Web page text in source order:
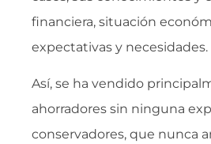
financiera, situación
expectativas y necesidades.
Así, se ha vendido
ahorradores sin ninguna
conservadores, que nunca